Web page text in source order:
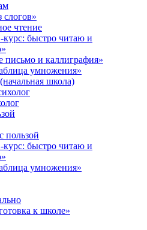
слогов»
чтение
курс: быстро читаю и
письмо и каллиграфия»
умножения»
школа)
пользой
курс: быстро читаю и
умножения»
к школе»